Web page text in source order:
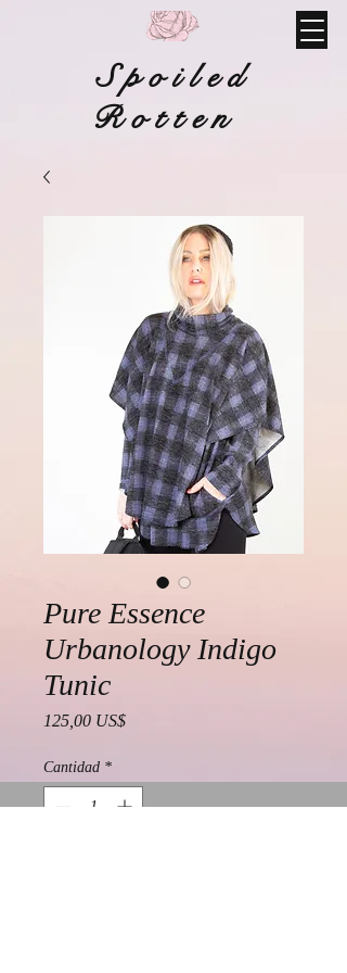
Spoiled
Rotten
Pure Essence
Urbanology Indigo
Tunic
125,00 US$Precio
Cantidad *